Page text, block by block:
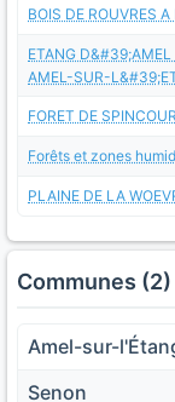
BOIS DE ROUVRES
ETANG D&#39;AMEL
AMEL-SUR-
FORET DE
Forêts et zones
PLAINE DE LA
Communes (2)
Amel-sur-
Senon